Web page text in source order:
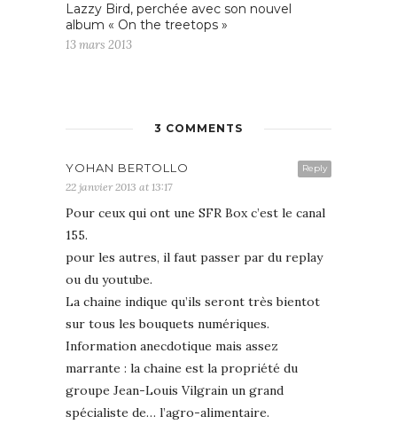
Lazzy Bird, perchée avec son nouvel
album « On the treetops »
13 mars 2013
3 COMMENTS
Reply
YOHAN BERTOLLO
22 janvier 2013 at 13:17
Pour ceux qui ont une SFR Box c’est le canal
155.
pour les autres, il faut passer par du replay
ou du youtube.
La chaine indique qu’ils seront très bientot
sur tous les bouquets numériques.
Information anecdotique mais assez
marrante : la chaine est la propriété du
groupe Jean-Louis Vilgrain un grand
spécialiste de… l’agro-alimentaire.